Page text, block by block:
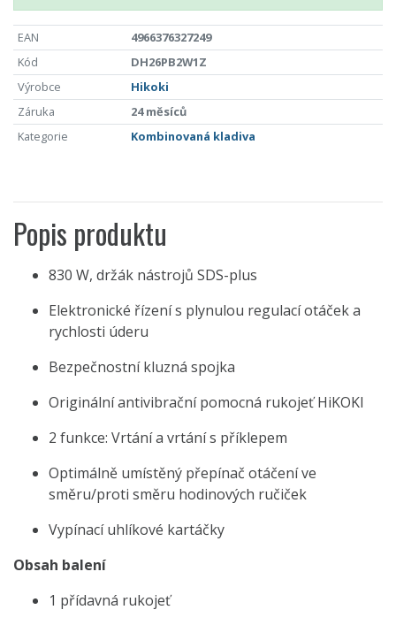
EAN
4966376327249
Kód
DH26PB2W1Z
Výrobce
Hikoki
Záruka
24 měsíců
Kategorie
Kombinovaná kladiva
Popis produktu
830 W, držák nástrojů SDS-plus
Elektronické řízení s plynulou regulací otáček a
rychlosti úderu
Bezpečnostní kluzná spojka
Originální antivibrační pomocná rukojeť HiKOKI
2 funkce: Vrtání a vrtání s příklepem
Optimálně umístěný přepínač otáčení ve
směru/proti směru hodinových ručiček
Vypínací uhlíkové kartáčky
Obsah balení
1 přídavná rukojeť